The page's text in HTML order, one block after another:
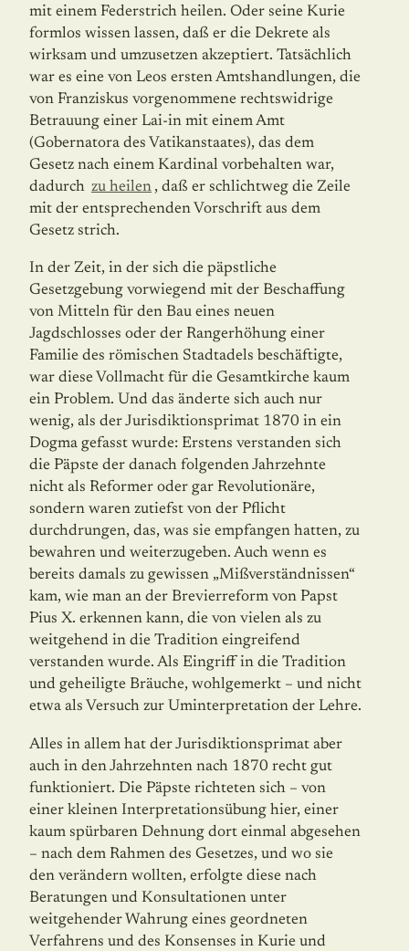
mit einem Federstrich heilen. Oder seine Kurie
formlos wissen lassen, daß er die Dekrete als
wirksam und umzusetzen akzeptiert. Tatsächlich
war es eine von Leos ersten Amtshandlungen, die
von Franziskus vorgenommene rechtswidrige
Betrauung einer Lai-in mit einem Amt
(Gobernatora des Vatikanstaates), das dem
Gesetz nach einem Kardinal vorbehalten war,
dadurch zu heilen , daß er schlichtweg die Zeile
mit der entsprechenden Vorschrift aus dem
Gesetz strich.
In der Zeit, in der sich die päpstliche
Gesetzgebung vorwiegend mit der Beschaffung
von Mitteln für den Bau eines neuen
Jagdschlosses oder der Rangerhöhung einer
Familie des römischen Stadtadels beschäftigte,
war diese Vollmacht für die Gesamtkirche kaum
ein Problem. Und das änderte sich auch nur
wenig, als der Jurisdiktionsprimat 1870 in ein
Dogma gefasst wurde: Erstens verstanden sich
die Päpste der danach folgenden Jahr­zehnte
nicht als Reformer oder gar Revolutionäre,
sondern waren zutiefst von der Pflicht
durchdrungen, das, was sie empfangen hatten, zu
bewahren und weiterzugeben. Auch wenn es
bereits damals zu gewissen „Mißverständnissen“
kam, wie man an der Brevier­reform von Papst
Pius X. erkennen kann, die von vielen als zu
weitgehend in die Tra­di­tion eingreifend
verstanden wurde. Als Eingriff in die Tradition
und geheiligte Bräuche, wohlgemerkt – und nicht
etwa als Versuch zur Uminterpretation der Lehre.
Alles in allem hat der Jurisdiktionsprimat aber
auch in den Jahrzehnten nach 1870 recht gut
funktioniert. Die Päpste richteten sich – von
einer kleinen Interpretationsübung hier, einer
kaum spürbaren Dehnung dort einmal abgesehen
– nach dem Rahmen des Geset­zes, und wo sie
den verändern wollten, erfolgte diese nach
Beratungen und Konsulta­ti­onen unter
weitgehender Wahrung eines geordneten
Verfahrens und des Konsenses in Kurie und